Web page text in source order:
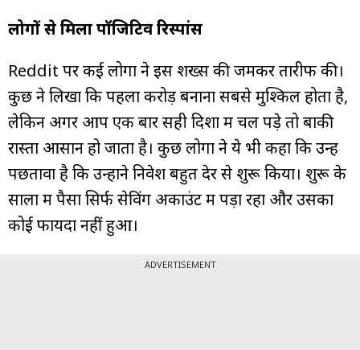
लोगों से मिला पॉजिटिव रिस्पांस
Reddit पर कई लोगों ने इस शख्स की जमकर तारीफ की।
कुछ ने लिखा कि पहला करोड़ बनाना सबसे मुश्किल होता है,
लेकिन अगर आप एक बार सही दिशा में चल पड़े तो बाकी
रास्ता आसान हो जाता है। कुछ लोगों ने ये भी कहा कि उन्हें
पछतावा है कि उन्होंने निवेश बहुत देर से शुरू किया। शुरू के
सालों में पैसा सिर्फ सेविंग अकाउंट में पड़ा रहा और उसका
कोई फायदा नहीं हुआ।
ADVERTISEMENT